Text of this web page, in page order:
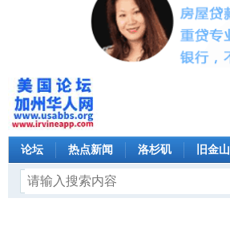
论坛 热点新闻 洛杉矶 旧金山